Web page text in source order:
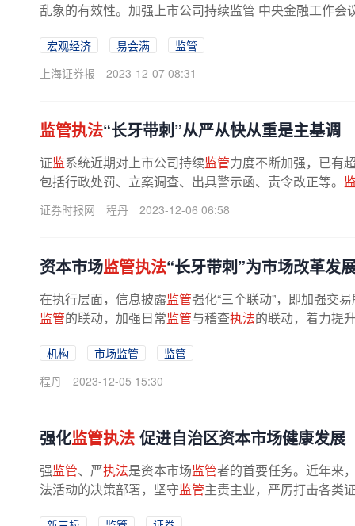
乱象的有效性。加强上市公司持续监管 中央金融工作会
宏观经济 易会满
监管
上海证券报
2023-12-07 08:31
监管执法“长牙带刺”从严从快从重是主基调
证监系统近期对上市公司持续监管力度不断加强，已有
包括行政处罚、立案调查、出具警示函、责令改正等。
从严 监管 的态度。过往多年，...
证券时报网 程丹 2023-12-06 06:58
资本市场监管执法“长牙带刺”为市场改革发
在执行层面，信息披露监管强化“三个联动”，即加强交
监管的联动，加强日常监管与稽查执法的联动，着力提
机构 市场监管
监管
程丹
2023-12-05 15:30
强化监管执法 促进自治区资本市场健康发展
强监管、严执法是资本市场监管者的首要任务。近年来
法活动的决策部署，坚守监管主责主业，严厉打击各类